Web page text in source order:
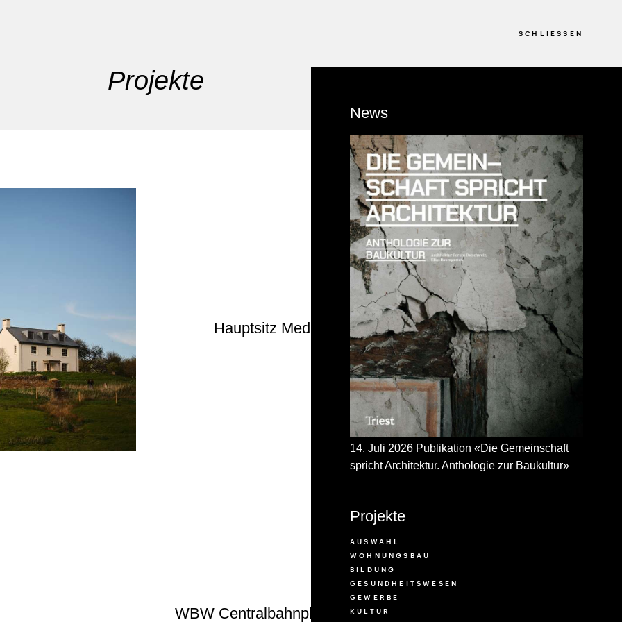
SCHLIESSEN
News
14. Juli 2026 Publikation «Die Gemeinschaft
spricht Architektur. Anthologie zur Baukultur»
Projekte
AUSWAHL
WOHNUNGSBAU
BILDUNG
GESUNDHEITSWESEN
GEWERBE
KULTUR
Projekte
Hauptsitz Medisuisse
WBW Centralbahnplatz